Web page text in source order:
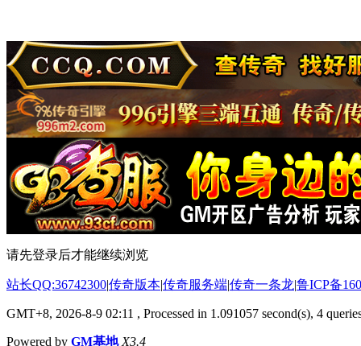
请先登录后才能继续浏览
站长QQ:36742300|传奇版本|传奇服务端|传奇一条龙|鲁ICP备
GMT+8, 2026-8-9 02:11 , Processed in 1.091057 second(s), 4
Powered by GM基地 X3.4